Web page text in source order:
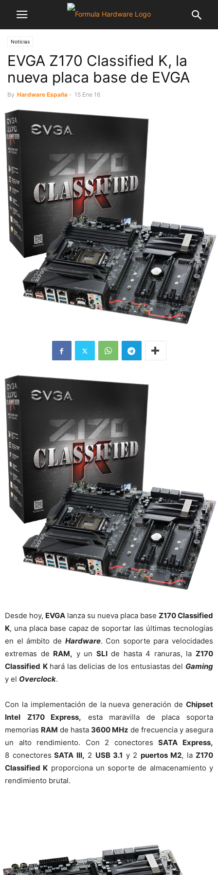
Noticias
EVGA Z170 Classified K, la
nueva placa base de EVGA
By Hardware España - 15 Ene 16
Desde hoy, EVGA lanza su nueva placa base Z170 Classified
K, una placa base capaz de soportar las últimas tecnologías
en el ámbito de Hardware. Con soporte para velocidades
extremas de RAM, y un SLIde hasta 4 ranuras, laZ170
Classified Khará las delicias de los entusiastas del Gaming
y el Overclock.
Con la implementación de la nueva generación de Chipset
Intel
Z170 Express, esta maravilla de placa soporta
memorias RAM de hasta 3600 MHz de frecuencia y asegura
un alto rendimiento. Con 2 conectoresSATA Express,
8 conectores SATA III, 2 USB 3.1 y 2 puertos M2, la Z170
Classified K proporciona un soporte de almacenamiento y
rendimiento brutal.